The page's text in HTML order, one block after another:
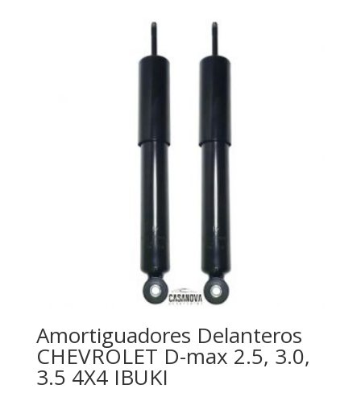
Amortiguadores Delanteros
CHEVROLET D-max 2.5, 3.0,
3.5 4X4 IBUKI